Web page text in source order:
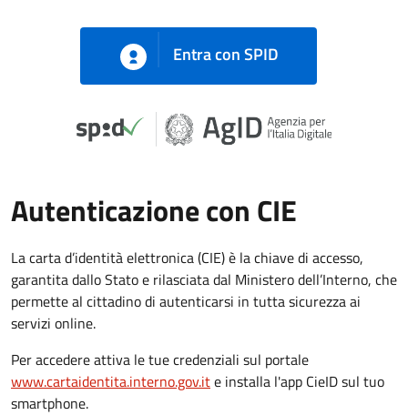
Entra con SPID
Autenticazione con CIE
La carta d’identità elettronica (CIE) è la chiave di accesso,
garantita dallo Stato e rilasciata dal Ministero dell’Interno, che
permette al cittadino di autenticarsi in tutta sicurezza ai
servizi online.
Per accedere attiva le tue credenziali sul portale
www.cartaidentita.interno.gov.ite installa l'app CieID sul tuo
smartphone.